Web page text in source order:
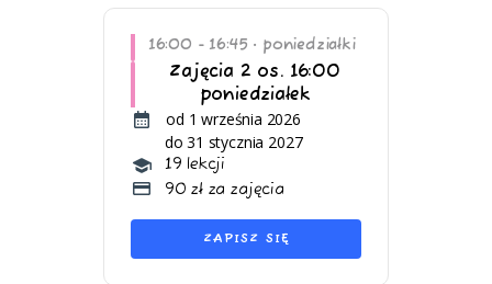
16:00 - 16:45 • poniedziałki
Zajęcia 2 os. 16:00
poniedziałek
od 1 września 2026
do 31 stycznia 2027
19 lekcji
90 zł za zajęcia
ZAPISZ SIĘ